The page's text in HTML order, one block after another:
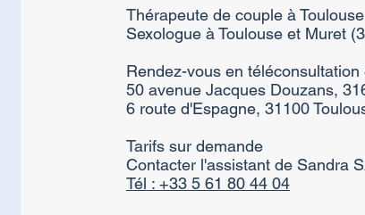
Thérapeute de couple à
Sexologue à Toulouse et Muret
Rendez-vous en téléconsultation
50 avenue Jacques Douzans,
6 route d'Espagne, 31100
Tarifs sur demande
Contacter l'assistant de Sandra
Tél : +33 5 61 80 44 04